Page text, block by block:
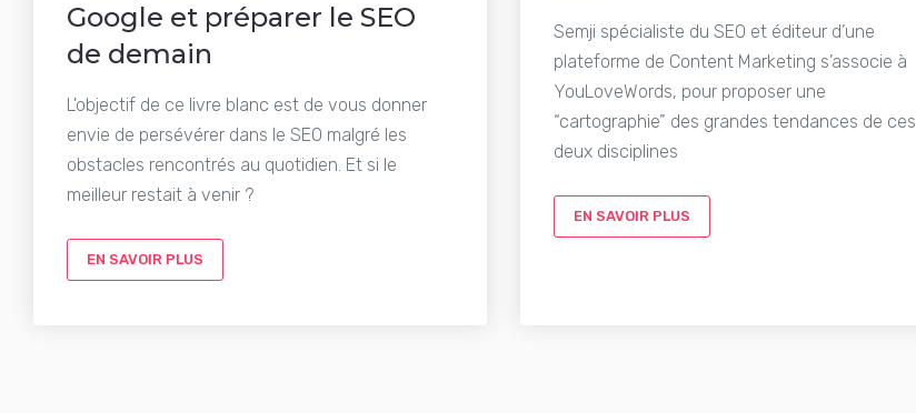
Google et préparer le SEO
de demain
L'objectif de ce livre blanc est de vous donner
envie de persévérer dans le SEO malgré les
obstacles rencontrés au quotidien. Et si le
meilleur restait à venir ?
EN SAVOIR PLUS
Semji spécialiste du SEO et éditeur d’une
plateforme de Content Marketing s’associe à
YouLoveWords, pour proposer une
“cartographie” des grandes tendances de ces
deux disciplines
EN SAVOIR PLUS